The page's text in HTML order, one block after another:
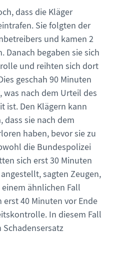
dass die Kläger
Sie folgten der
und kamen 2
Danach begaben sie sich
und reihten sich dort
geschah 90 Minuten
nach dem Urteil des
ist. Den Klägern kann
dass sie nach dem
haben, bevor sie zu
die Bundespolizei
sich erst 30 Minuten
sagten Zeugen,
ähnlichen Fall
40 Minuten vor Ende
In diesem Fall